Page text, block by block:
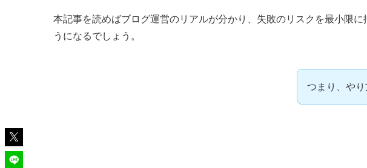
本記事を読めばブログ運営のリアルが分かり、失敗のリスクを最小限
うになるでしょう。
つまり、やり